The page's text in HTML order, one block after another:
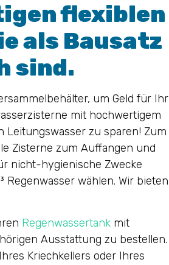
flexiblen
als Bausatz
sind.
um Geld für Ihr
mit hochwertigem
Leitungswasser zu sparen! Zum
Zisterne zum Auffangen und
nicht-hygienische Zwecke
Regenwasser wählen. Wir bieten
Regenwassertank mit
Ausstattung zu bestellen.
Kriechkellers oder Ihres